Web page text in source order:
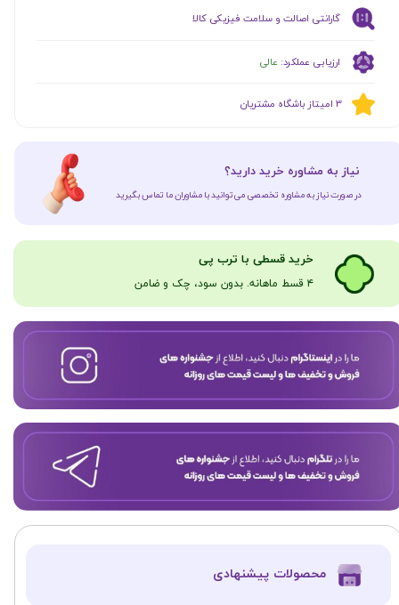
گارانتی اصالت و سلامت فیزیکی کالا
ارزیابی عملکرد: عالی
​​3 امیتاز باشگاه مشتریان
​نیاز به مشاوره خرید دارید؟
در صورت نیاز به مشاوره تخصصی می‌توانید با مشاوران ما تماس بگیرید
​​​خرید قسطی با ترب پی
۴ قسط ماهانه. بدون سود، چک و ضامن​​​​​​​
​محصولات پیشنهادی